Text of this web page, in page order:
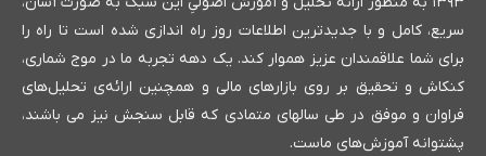
سریع، کامل و با جدیدترین اطلاعات روز راه اندازی شده است تا راه را
برای شما علاقمندان عزیز هموار کند. یک دهه تجربه ما در موج شماری،
کنکاش و تحقیق بر روی بازارهای مالی و همچنین ارائه‌ی تحلیل‌های
فراوان و موفق در طی سالهای متمادی که قابل سنجش نیز می باشند،
پشتوانه آموزش‌های ماست.